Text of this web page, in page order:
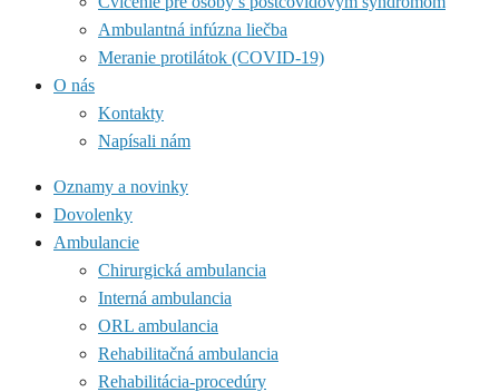
Ambulantná infúzna liečba
Meranie protilátok (COVID-19)
O nás
Kontakty
Napísali nám
Oznamy a novinky
Dovolenky
Ambulancie
Chirurgická ambulancia
Interná ambulancia
ORL ambulancia
Rehabilitačná ambulancia
Rehabilitácia-procedúry